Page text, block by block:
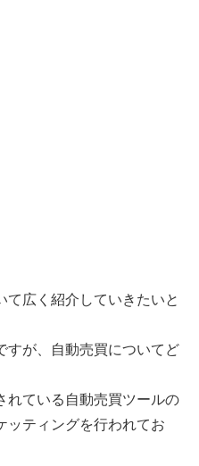
て広く紹介していきたいと
すが、自動売買についてど
れている自動売買ツールの
ッティングを行われてお